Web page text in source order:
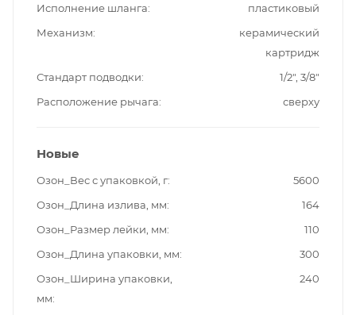
Исполнение шланга
пластиковый
Механизм
керамический
картридж
Стандарт подводки
1/2", 3/8"
Расположение рычага
сверху
Новые
Озон_Вес с упаковкой, г
5600
Озон_Длина излива, мм
164
Озон_Размер лейки, мм
110
Озон_Длина упаковки, мм
300
Озон_Ширина упаковки,
мм
240